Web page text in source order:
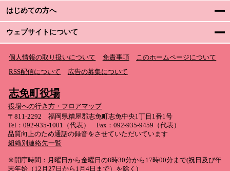
はじめての方へ
ウェブサイトについて
個人情報の取り扱いについて 免責事項
このホームページについて
RSS配信について
広告の募集について
志免町役場
役場への行き方・フロアマップ
〒811-2292 福岡県糟屋郡志免町志免中央1丁目1番1号
Tel：092-935-1001（代表） Fax：092-935-9459（代表）
品質向上のため通話の録音をさせていただいています
組織別連絡先一覧
※開庁時間：月曜日から金曜日の8時30分から17時00分まで(祝日及び年
末年始（12月27日から1月4日まで）を除く)